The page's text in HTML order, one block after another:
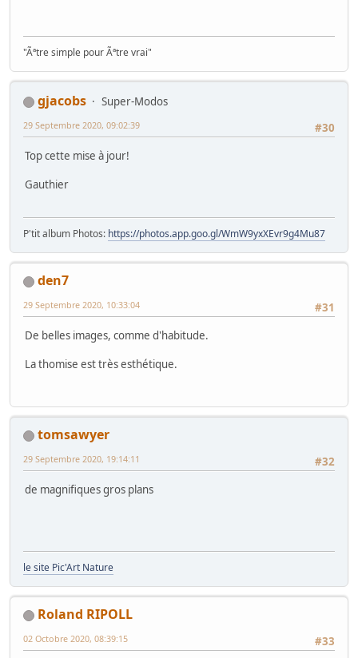
"Ãªtre simple pour Ãªtre vrai"
gjacobs
Super-Modos
#30
29 Septembre 2020, 09:02:39
Top cette mise à jour!
Gauthier
P'tit album Photos: https://photos.app.goo.gl/WmW9yxXEvr9g4Mu87
den7
#31
29 Septembre 2020, 10:33:04
De belles images, comme d'habitude.
La thomise est très esthétique.
tomsawyer
#32
29 Septembre 2020, 19:14:11
de magnifiques gros plans
le site Pic'Art Nature
Roland RIPOLL
#33
02 Octobre 2020, 08:39:15